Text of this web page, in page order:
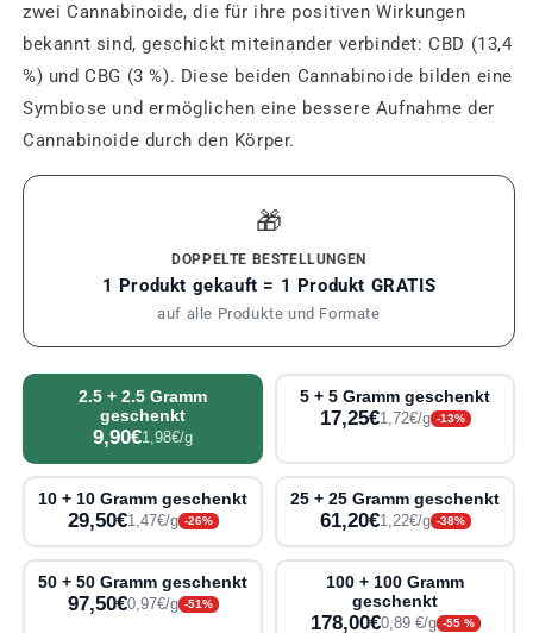
zwei Cannabinoide, die für ihre positiven Wirkungen
bekannt sind, geschickt miteinander verbindet: CBD (13,4
%) und CBG (3 %). Diese beiden Cannabinoide bilden eine
Symbiose und ermöglichen eine bessere Aufnahme der
Cannabinoide durch den Körper.
🎁
DOPPELTE BESTELLUNGEN
1 Produkt gekauft = 1 Produkt GRATIS
auf alle Produkte und Formate
2.5 + 2.5 Gramm
geschenkt
9,90€1,98€/g
5 + 5 Gramm geschenkt
17,25€1,72€/g -13%
10 + 10 Gramm geschenkt
29,50€1,47€/g -26%
25 + 25 Gramm geschenkt
61,20€1,22€/g -38%
50 + 50 Gramm geschenkt
97,50€0,97€/g -51%
100 + 100 Gramm
geschenkt
178,00€0,89 €/g -55 %